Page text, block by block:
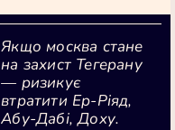
Якщо москва стане
на захист Тегерану
— ризикує
втратити Ер-Ріяд,
Абу-Дабі, Доху.